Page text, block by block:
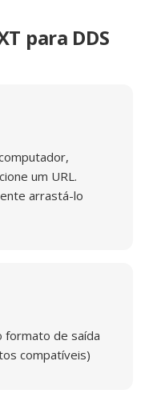
para DDS
um URL.
arrastá-lo
formato de saída
compatíveis)